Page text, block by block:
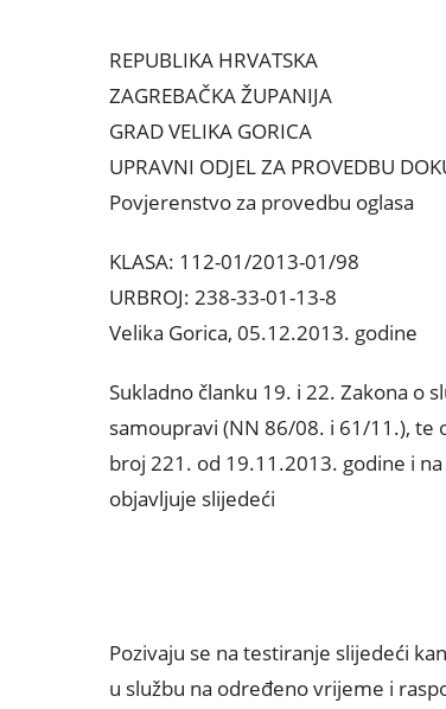
REPUBLIKA HRVATSKA
ZAGREBAČKA ŽUPANIJA
GRAD VELIKA GORICA
UPRAVNI ODJEL ZA PROVEDBU
Povjerenstvo za provedbu oglasa
KLASA: 112-01/2013-01/98
URBROJ: 238-33-01-13-8
Velika Gorica, 05.12.2013. godine
Sukladno članku 19. i 22. Zakona o
samoupravi (NN 86/08. i 61/11.), te
broj 221. od 19.11.2013. godine i
objavljuje slijedeći
Pozivaju se na testiranje slijedeći
u službu na određeno vrijeme i